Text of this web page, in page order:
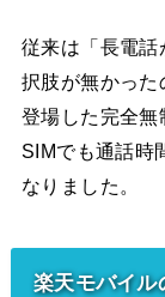
従来は「長電話
択肢が無かっ
登場した完全
SIMでも通話時
なりました。
楽天モバイル